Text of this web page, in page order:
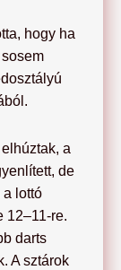
hogy ha
a
de
a lottó
12–11-re.
darts
A sztárok